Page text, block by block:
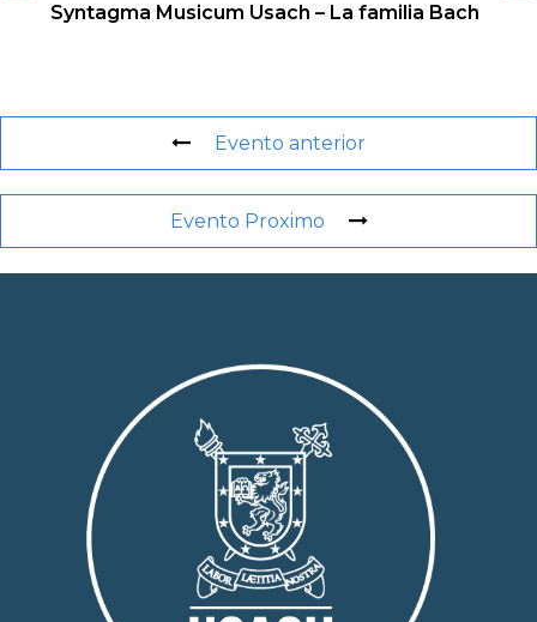
Syntagma Musicum Usach – La familia Bach
Evento anterior
Evento Proximo